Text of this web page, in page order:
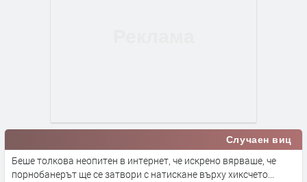
Случаен виц
Беше толкова неопитен в интернет, че искрено вярваше, че
порнобанерът ще се затвори с натискане върху хиксчето...